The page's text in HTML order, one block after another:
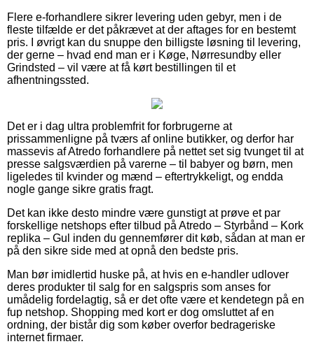
Flere e-forhandlere sikrer levering uden gebyr, men i de
fleste tilfælde er det påkrævet at der aftages for en bestemt
pris. I øvrigt kan du snuppe den billigste løsning til levering,
der gerne – hvad end man er i Køge, Nørresundby eller
Grindsted – vil være at få kørt bestillingen til et
afhentningssted.
Det er i dag ultra problemfrit for forbrugerne at
prissammenligne på tværs af online butikker, og derfor har
massevis af Atredo forhandlere på nettet set sig tvunget til at
presse salgsværdien på varerne – til babyer og børn, men
ligeledes til kvinder og mænd – eftertrykkeligt, og endda
nogle gange sikre gratis fragt.
Det kan ikke desto mindre være gunstigt at prøve et par
forskellige netshops efter tilbud på Atredo – Styrbånd – Kork
replika – Gul inden du gennemfører dit køb, sådan at man er
på den sikre side med at opnå den bedste pris.
Man bør imidlertid huske på, at hvis en e-handler udlover
deres produkter til salg for en salgspris som anses for
umådelig fordelagtig, så er det ofte være et kendetegn på en
fup netshop. Shopping med kort er dog omsluttet af en
ordning, der bistår dig som køber overfor bedrageriske
internet firmaer.